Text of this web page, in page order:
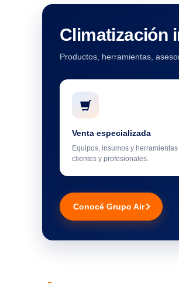
Climatización
Productos, herramientas,
Venta especializada
Equipos, insumos y herramientas
clientes y profesionales.
Conocé Grupo Air